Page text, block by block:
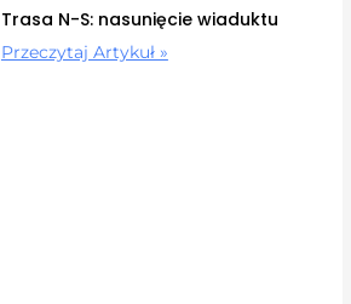
Trasa N-S: nasunięcie wiaduktu
Przeczytaj Artykuł »